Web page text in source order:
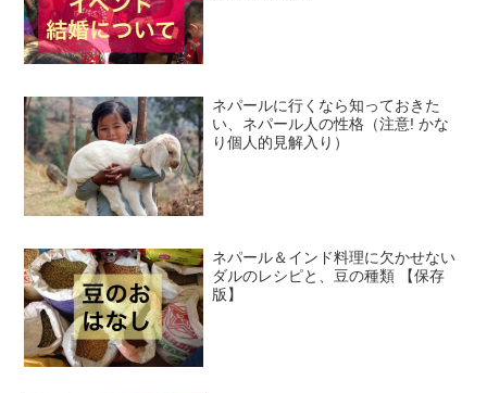
ネパールに行くなら知っておきた
い、ネパール人の性格（注意! かな
り個人的見解入り）
ネパール＆インド料理に欠かせない
ダルのレシピと、豆の種類 【保存
版】